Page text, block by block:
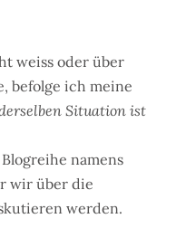
weiss oder über
befolge ich meine
Situation ist
namens
wir über die
werden.